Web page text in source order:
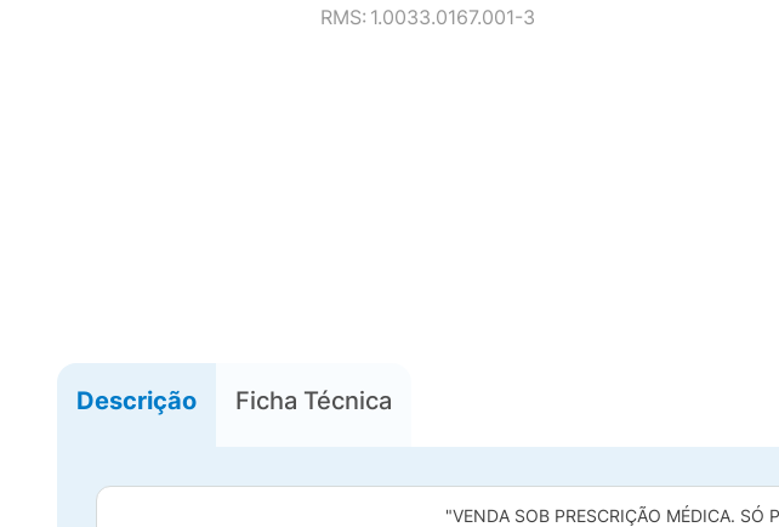
RMS: 1.0033.0167.001-3
Descrição Ficha Técnica
"VENDA SOB PRESCRIÇÃO MÉDICA. SÓ